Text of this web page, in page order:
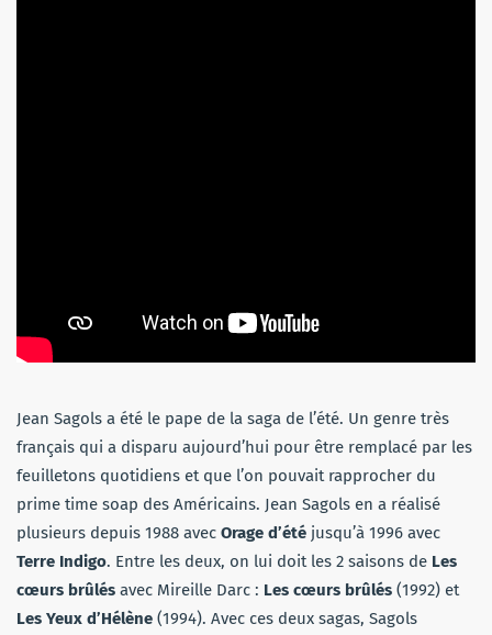
Jean Sagols a été le pape de la saga de l’été. Un genre très
français qui a disparu aujourd’hui pour être remplacé par les
feuilletons quotidiens et que l’on pouvait rapprocher du
prime time soap des Américains. Jean Sagols en a réalisé
plusieurs depuis 1988 avec Orage d’été jusqu’à 1996 avec
Terre Indigo. Entre les deux, on lui doit les 2 saisons de Les
cœurs brûlés avec Mireille Darc : Les cœurs brûlés (1992) et
Les Yeux d’Hélène (1994). Avec ces deux sagas, Sagols